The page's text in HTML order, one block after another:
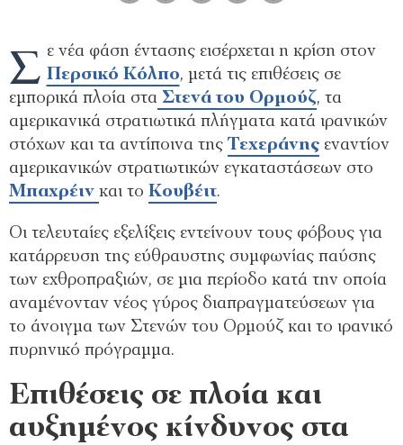
Σ ε νέα φάση έντασης εισέρχεται η κρίση στον
Περσικό Κόλπο, μετά τις επιθέσεις σε
εμπορικά πλοία στα Στενά του Ορμούζ, τα
αμερικανικά στρατιωτικά πλήγματα κατά ιρανικών
στόχων και τα αντίποινα της Τεχεράνης εναντίον
αμερικανικών στρατιωτικών εγκαταστάσεων στο
Μπαχρέιν και το Κουβέιτ.
Οι τελευταίες εξελίξεις εντείνουν τους φόβους για
κατάρρευση της εύθραυστης συμφωνίας παύσης
των εχθροπραξιών, σε μια περίοδο κατά την οποία
αναμένονταν νέος γύρος διαπραγματεύσεων για
το άνοιγμα των Στενών του Ορμούζ και το ιρανικό
πυρηνικό πρόγραμμα.
Επιθέσεις σε πλοία και
αυξημένος κίνδυνος στα